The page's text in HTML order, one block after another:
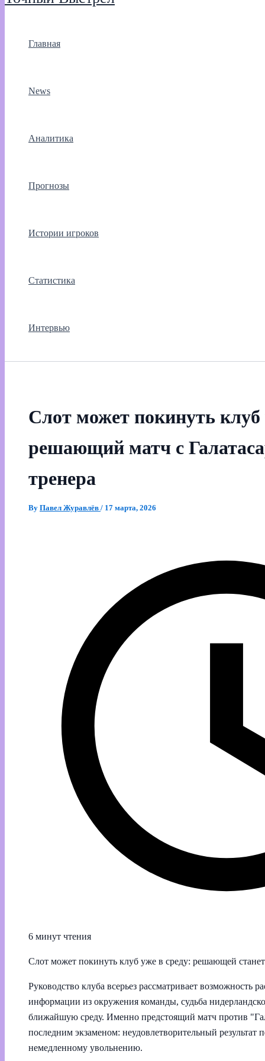
Главная
News
Аналитика
Прогнозы
Истории игроков
Статистика
Интервью
Слот может покинуть клуб
решающий матч с
тренера
By Павел Журавлёв / 17 марта, 2026
6 минут чтения
Слот может покинуть клуб уже в среду: решающей станет
Руководство клуба всерьез рассматривает возможность
информации из окружения команды, судьба
ближайшую среду. Именно предстоящий матч против
последним экзаменом: неудовлетворительный результат
немедленному увольнению.